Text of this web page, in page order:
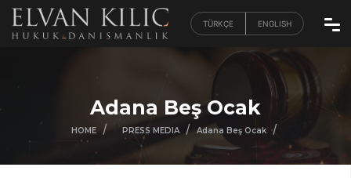
TÜRKÇE ENGLISH
Adana Beş Ocak
HOME / PRESS MEDIA / Adana Beş Ocak /